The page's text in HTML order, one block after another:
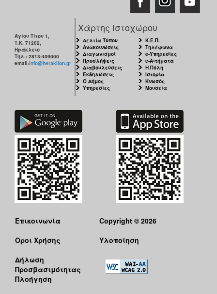
Αγίου Τίτου 1,
Τ.Κ. 71202,
Ηράκλειο
Τηλ.: 2813-409000
email:info@heraklion.gr
Χάρτης Ιστοχώρου
Δελτία Τύπου
Ανακοινώσεις
Διαγωνισμοί
Προσλήψεις
Διαβουλεύσεις
Εκδηλώσεις
Ο Δήμος
Υπηρεσίες
Κ.Ε.Π.
Τηλέφωνα
e-Υπηρεσίες
e-Αιτήματα
Η Πόλη
Ιστορία
Κνωσός
Μουσεία
Επικοινωνία
Όροι Χρήσης
Δήλωση
Προσβασιμότητας
Πλοήγηση
Copyright © 2026
Υλοποίηση